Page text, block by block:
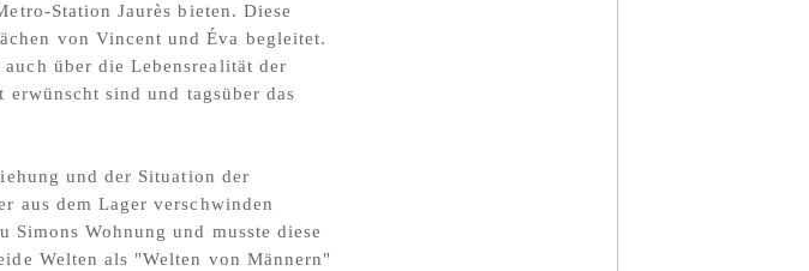
Station Jaurès bieten. Diese
von Vincent und Éva begleitet.
über die Lebensrealität der
sind und tagsüber das
und der Situation der
aus dem Lager verschwinden
Simons Wohnung und musste diese
Welten als "Welten von Männern"